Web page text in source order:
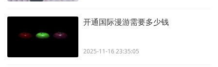
开通国际漫游需要多少钱
2025-11-16 23:35:05